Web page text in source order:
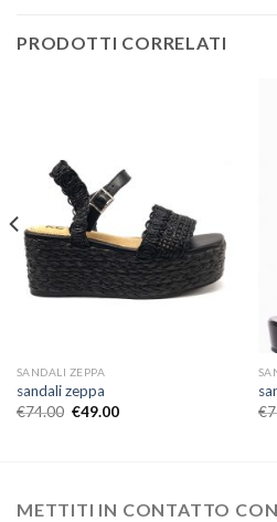
PRODOTTI CORRELATI
SANDALI ZEPPA
sandali zeppa
€74.00 €49.00
€
METTITI IN CONTATTO